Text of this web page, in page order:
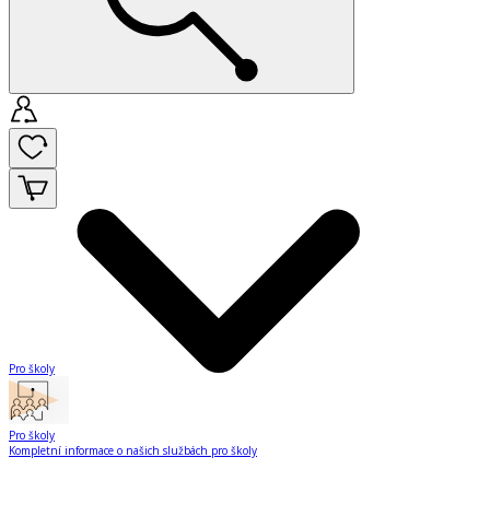
Pro školy
Pro školy
Kompletní informace o našich službách pro školy